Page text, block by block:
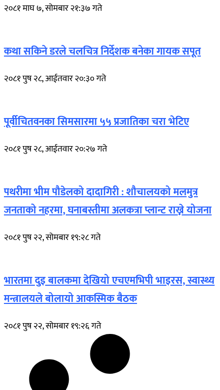
२०८१ माघ ७, सोमबार २१:३७ गते
कथा सकिने डरले चलचित्र निर्देशक बनेका गायक सपूत
२०८१ पुष २८, आईतवार २०:३० गते
पूर्वीचितवनका सिमसारमा ५५ प्रजातिका चरा भेटिए
२०८१ पुष २८, आईतवार २०:२७ गते
पथरीमा भीम पौडेलको दादागिरी : शौचालयको मलमुत्र
जनताको नहरमा, घनाबस्तीमा अलकत्रा प्लान्ट राख्ने योजना
२०८१ पुष २२, सोमबार १९:२८ गते
भारतमा दुइ बालकमा देखियो एचएमभिपी भाइरस, स्वास्थ्य
मन्त्रालयले बोलायो आकस्मिक बैठक
२०८१ पुष २२, सोमबार १९:२६ गते